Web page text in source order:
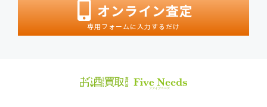
オンライン査定
専用フォームに入力するだけ